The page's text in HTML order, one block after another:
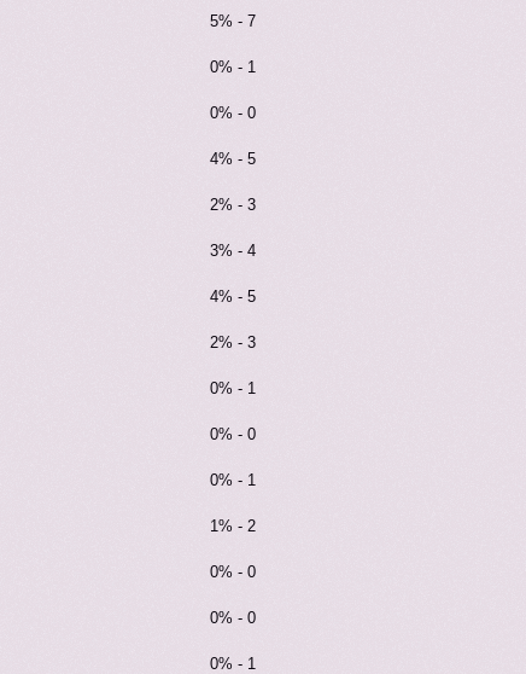
5% - 7
0% - 1
0% - 0
4% - 5
2% - 3
3% - 4
4% - 5
2% - 3
0% - 1
0% - 0
0% - 1
1% - 2
0% - 0
0% - 0
0% - 1